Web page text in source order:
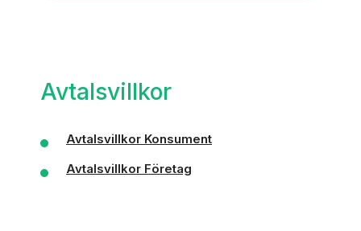
Avtalsvillkor
Avtalsvillkor Konsument
Avtalsvillkor Företag